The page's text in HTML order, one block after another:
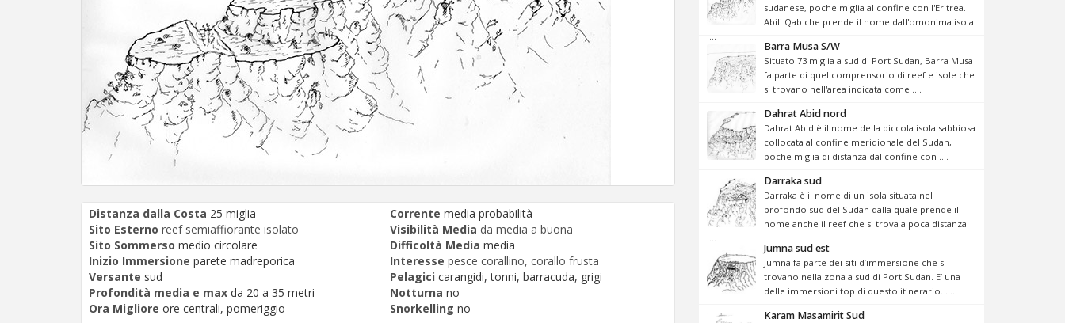
Distanza dalla Costa 25 miglia Corrente media probabilità
Sito Esterno reef semiaffiorante isolato Visibilità Media da media a buona
Sito Sommerso medio circolare Difficoltà Media media
Inizio Immersione parete madreporica Interesse pesce corallino, corallo frusta
Versante sud Pelagici carangidi, tonni, barracuda, grigi
Profondità media e max da 20 a 35 metri Notturna no
Ora Migliore ore centrali, pomeriggio Snorkelling no
sudanese, poche miglia al confine con l'Eritrea.
Abili Qab che prende il nome dall'omonima isola
....
Barra Musa S/W
Situato 73 miglia a sud di Port Sudan, Barra Musa
fa parte di quel comprensorio di reef e isole che
si trovano nell'area indicata come ....
Dahrat Abid nord
Dahrat Abid è il nome della piccola isola sabbiosa
collocata al confine meridionale del Sudan,
poche miglia di distanza dal confine con ....
Darraka sud
Darraka è il nome di un isola situata nel
profondo sud del Sudan dalla quale prende il
nome anche il reef che si trova a poca distanza.
....
Jumna sud est
Jumna fa parte dei siti d’immersione che si
trovano nella zona a sud di Port Sudan. E’ una
delle immersioni top di questo itinerario. ....
Karam Masamirit Sud